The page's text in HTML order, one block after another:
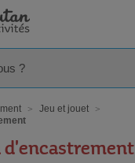
Jeu et jouet
d'encastrement